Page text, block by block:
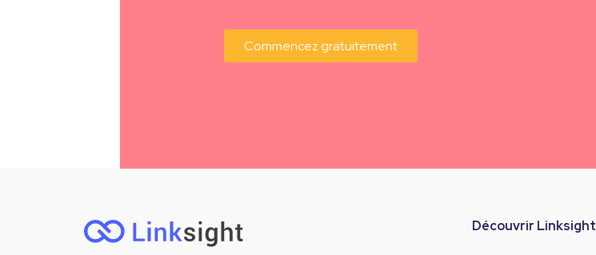
Commencez gratuitement
Découvrir Linksight